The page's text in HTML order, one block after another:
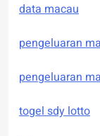
data macau
pengeluaran
pengeluaran
togel sdy lotto